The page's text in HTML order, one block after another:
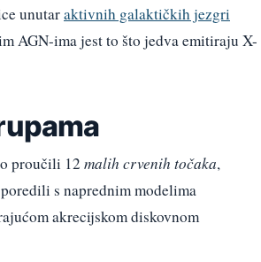
unutaraktivnih galaktičkih jezgri
AGN-ima jest to što jedva emitiraju X-
proučili 12 malih crvenih točaka,
s naprednim modelima
akrecijskom diskovnom